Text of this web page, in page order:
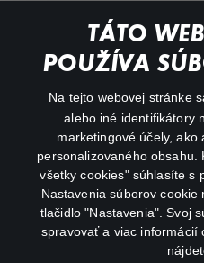
TÁTO
POUŽÍVA
Na tejto webovej stránke
alebo iné identifikátory
marketingové účely, ako
personalizovaného
všetky cookies" súhlasíte s
Nastavenia súborov
tlačidlo "Nastavenia". Svoj
spravovať a viac informácií
O aplikácii Canal+